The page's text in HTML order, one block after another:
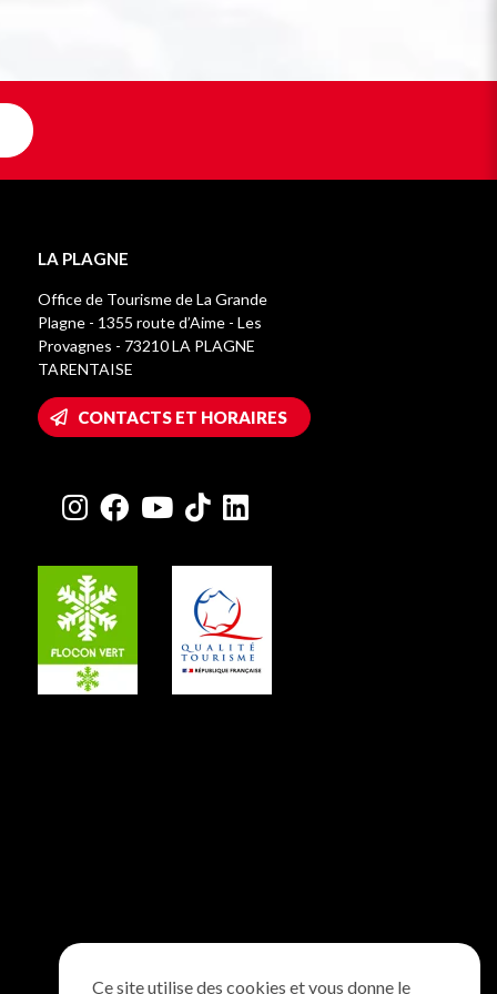
LA PLAGNE
Office de Tourisme de La Grande
Plagne - 1355 route d’Aime - Les
Provagnes - 73210 LA PLAGNE
TARENTAISE
CONTACTS ET HORAIRES
Ce site utilise des cookies et vous donne le